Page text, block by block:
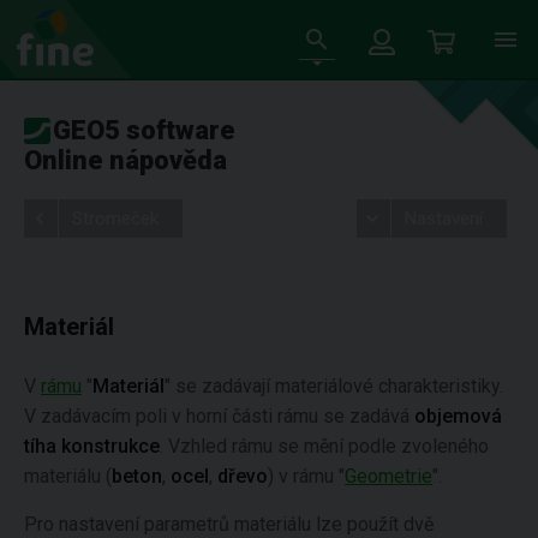
GEO5 software
Online nápověda
Materiál
V rámu "Materiál" se zadávají materiálové charakteristiky.
V zadávacím poli v horní části rámu se zadává objemová
tíha konstrukce . Vzhled rámu se mění podle zvoleného
materiálu ( beton, ocel, dřevo) v rámu "Geometrie".
Pro nastavení parametrů materiálu lze použít dvě